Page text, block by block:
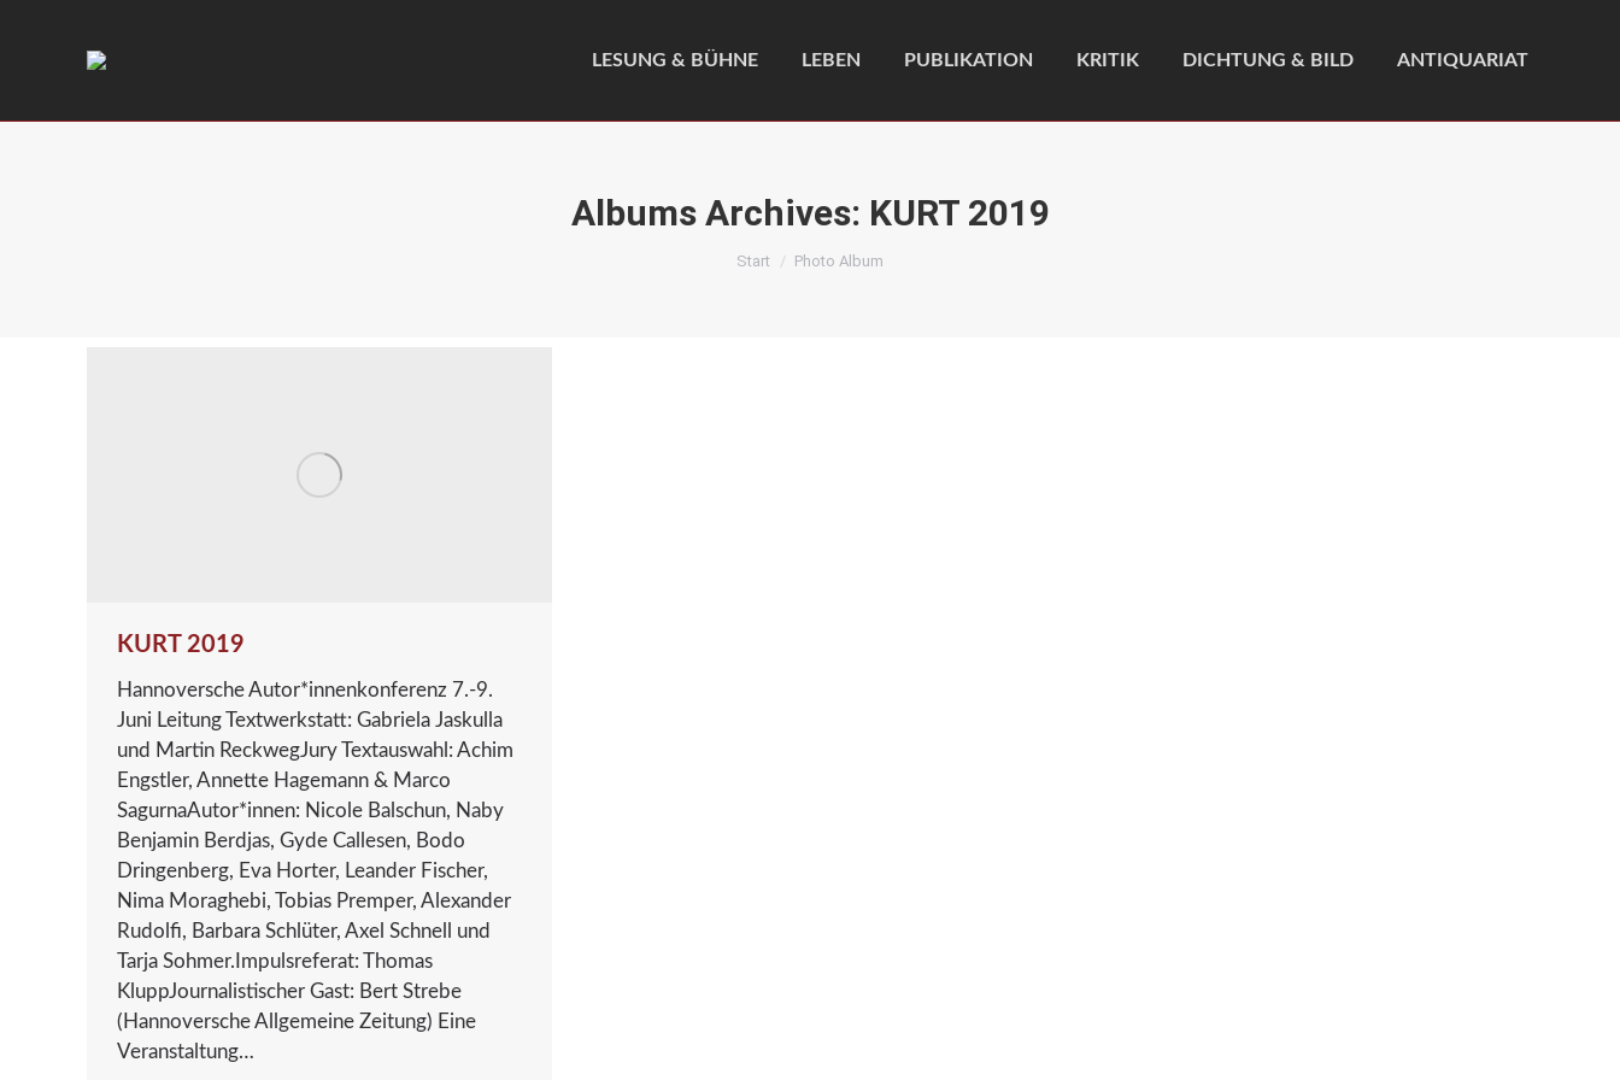
LESUNG & BÜHNE LEBEN PUBLIKATION KRITIK DICHTUNG & BILD ANTIQUARIAT
Albums Archives: KURT 2019
Sie befinden sich hier:
Start Photo Album
KURT 2019
Hannoversche Autor*innenkonferenz 7.-9.
Juni Leitung Textwerkstatt: Gabriela Jaskulla
und Martin ReckwegJury Textauswahl: Achim
Engstler, Annette Hagemann & Marco
SagurnaAutor*innen: Nicole Balschun, Naby
Benjamin Berdjas, Gyde Callesen, Bodo
Dringenberg, Eva Horter, Leander Fischer,
Nima Moraghebi, Tobias Premper, Alexander
Rudolfi, Barbara Schlüter, Axel Schnell und
Tarja Sohmer.Impulsreferat: Thomas
KluppJournalistischer Gast: Bert Strebe
(Hannoversche Allgemeine Zeitung) Eine
Veranstaltung…